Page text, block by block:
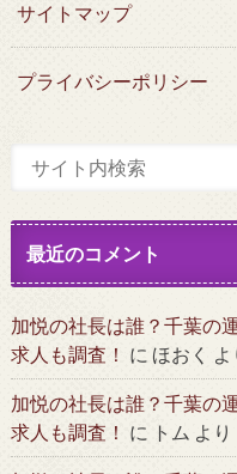
サイトマップ
プライバシーポリシー
最近のコメント
加悦の社長は誰？千葉の
求人も調査！ に ほおく よ
加悦の社長は誰？千葉の
求人も調査！ に トム より